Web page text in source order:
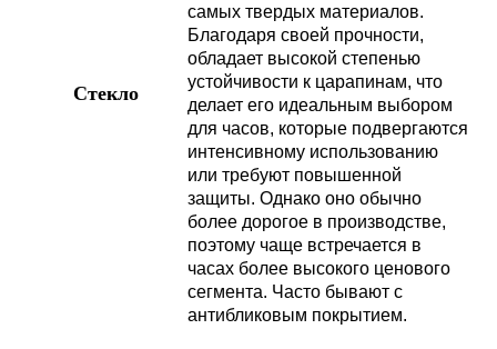
Стекло
самых твердых материалов.
Благодаря своей прочности,
обладает высокой степенью
устойчивости к царапинам, что
делает его идеальным выбором
для часов, которые подвергаются
интенсивному использованию
или требуют повышенной
защиты. Однако оно обычно
более дорогое в производстве,
поэтому чаще встречается в
часах более высокого ценового
сегмента. Часто бывают с
антибликовым покрытием.